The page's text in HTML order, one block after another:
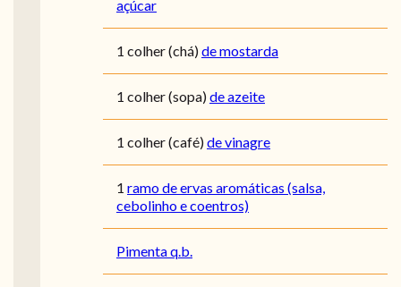
açúcar
1 colher (chá)de mostarda
1 colher (sopa)de azeite
1 colher (café)de vinagre
1 ramo de ervas aromáticas (salsa,
cebolinho e coentros)
Pimenta q.b.